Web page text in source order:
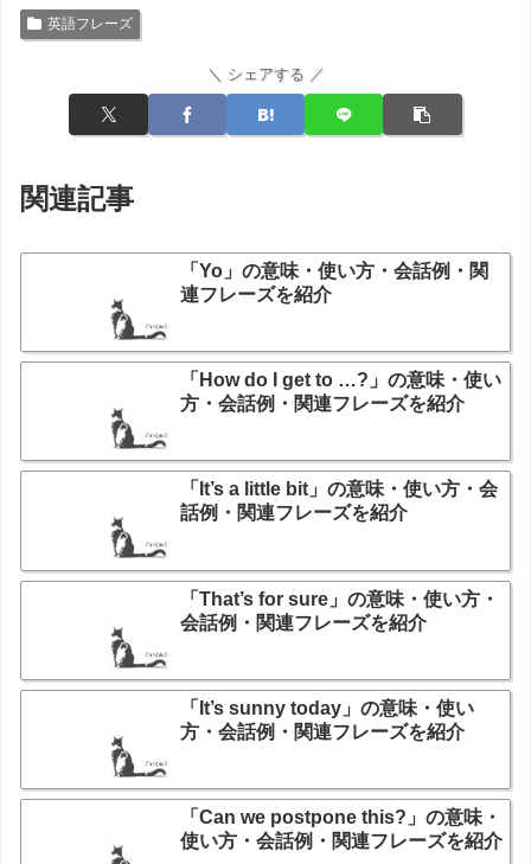
英語フレーズ
＼ シェアする ／
関連記事
「Yo」の意味・使い方・会話例・関
連フレーズを紹介
「How do I get to …?」の意味・使い
方・会話例・関連フレーズを紹介
「It’s a little bit」の意味・使い方・会
話例・関連フレーズを紹介
「That’s for sure」の意味・使い方・
会話例・関連フレーズを紹介
「It’s sunny today」の意味・使い
方・会話例・関連フレーズを紹介
「Can we postpone this?」の意味・
使い方・会話例・関連フレーズを紹介